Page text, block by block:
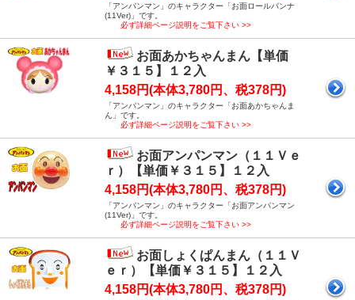
「アンパンマン」のキャラクター「お面ロールパンナ
(11Ver)」です。
必ず詳細ページ説明をご覧下さい >>
お面あかちゃんまん【単価
￥３１５】１２入
4,158円(本体3,780円、税378円)
「アンパンマン」のキャラクター「お面あかちゃんま
ん」です。
必ず詳細ページ説明をご覧下さい >>
お面アンパンマン（１１Ｖｅ
ｒ）【単価￥３１５】１２入
4,158円(本体3,780円、税378円)
「アンパンマン」のキャラクター「お面アンパンマン
(11Ver)」です。
必ず詳細ページ説明をご覧下さい >>
お面しょくぱんまん（１１Ｖ
ｅｒ）【単価￥３１５】１２入
4,158円(本体3,780円、税378円)